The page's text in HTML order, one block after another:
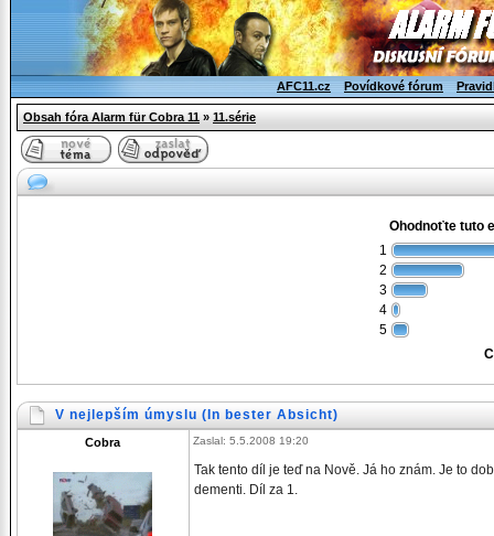
AFC11.cz Povídkové fórum
Obsah fóra Alarm für Cobra 11 » 11.série
Ohodnoťte tuto
1
2
3
4
5
V nejlepším úmyslu (In bester Absicht)
Cobra Zaslal: 5.5.2008 19:20
Tak tento díl je teď na Nově. Já ho znám. Je to
dementi. Díl za 1.